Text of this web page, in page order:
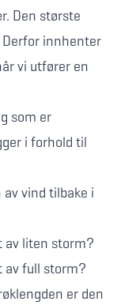
Den største
innhenter
vi utfører en
som er
i forhold til
av vind tilbake i
av liten storm?
av full storm?
er den